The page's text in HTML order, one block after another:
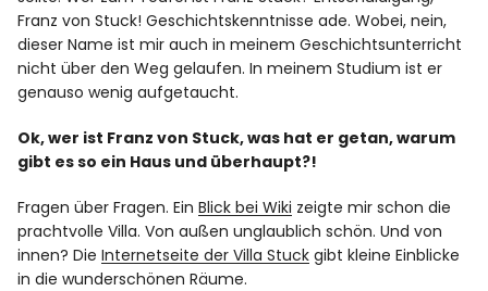
Franz von Stuck! Geschichtskenntnisse ade. Wobei, nein,
dieser Name ist mir auch in meinem Geschichtsunterricht
nicht über den Weg gelaufen. In meinem Studium ist er
genauso wenig aufgetaucht.
Ok, wer ist Franz von Stuck, was hat er getan, warum
gibt es so ein Haus und überhaupt?!
Fragen über Fragen. EinBlick bei Wiki zeigte mir schon die
prachtvolle Villa. Von außen unglaublich schön. Und von
innen? DieInternetseite der Villa Stuck gibt kleine Einblicke
in die wunderschönen Räume.